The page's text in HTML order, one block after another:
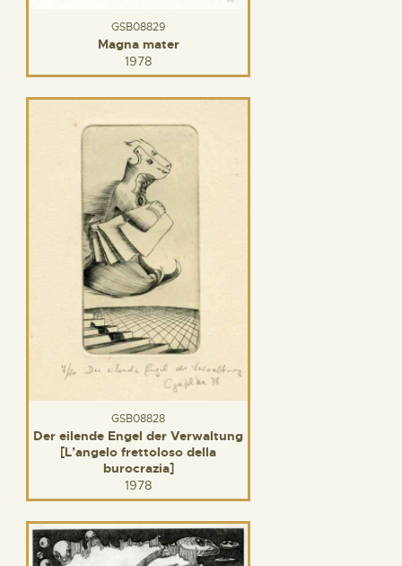
GSB08829
Magna mater
1978
GSB08828
Der eilende Engel der Verwaltung
[L’angelo frettoloso della
burocrazia]
1978